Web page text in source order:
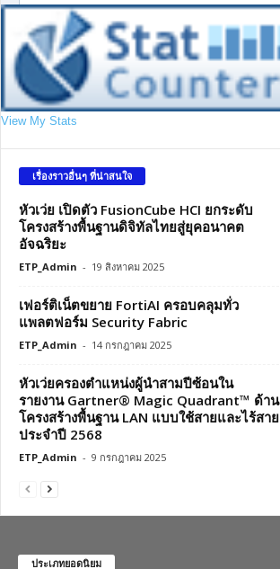
View My Stats
เรื่องราวอื่นๆ ที่น่าสนใจ
หัวเว่ย เปิดตัว FusionCube HCI ยกระดับ
โครงสร้างพื้นฐานดิจิทัลไทยสู่ยุคอนาคต
อัจฉริยะ
ETP_Admin - 19 สิงหาคม 2025
เฟอร์ติเน็ตขยาย FortiAI ครอบคลุมทั่ว
แพลตฟอร์ม Security Fabric
ETP_Admin - 14 กรกฎาคม 2025
หัวเว่ยครองตำแหน่งผู้นำสามปีซ้อนใน
รายงาน Gartner® Magic Quadrant™ ด้าน
โครงสร้างพื้นฐาน LAN แบบใช้สายและไร้สาย
ประจำปี 2568
ETP_Admin - 9 กรกฎาคม 2025
ประเภทยอดนิยม